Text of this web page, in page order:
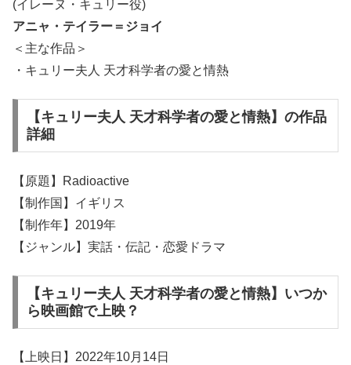
(イレーヌ・キュリー役)
アニャ・テイラー＝ジョイ
＜主な作品＞
・キュリー夫人 天才科学者の愛と情熱
【キュリー夫人 天才科学者の愛と情熱】の作品
詳細
【原題】Radioactive
【制作国】イギリス
【制作年】2019年
【ジャンル】実話・伝記・恋愛ドラマ
【キュリー夫人 天才科学者の愛と情熱】いつか
ら映画館で上映？
【上映日】2022年10月14日